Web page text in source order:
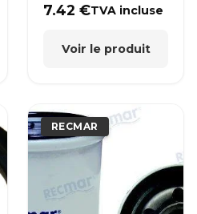
7.42€TVA incluse
Voir le produit
RECMAR